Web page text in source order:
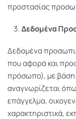
προστασίας
Δεδομένα
Δεδομένα
που αφορά και
πρόσωπο), με βάση
αναγνωρίζεται
επάγγελμα,
χαρακτηριστικά,